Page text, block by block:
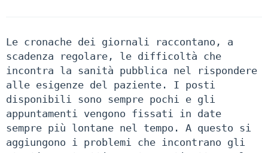
Le cronache dei giornali raccontano, a
scadenza regolare, le difficoltà che
incontra la sanità pubblica nel rispondere
alle esigenze del paziente. I posti
disponibili sono sempre pochi e gli
appuntamenti vengono fissati in date
sempre più lontane nel tempo. A questo si
aggiungono i problemi che incontrano gli